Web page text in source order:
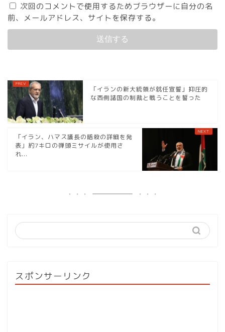
次回のコメントで使用するためブラウザーに自分の名
前、メールアドレス、サイトを保存する。
「イランの新大統領が就任宣誓」抑圧的
な西側諸国の制裁と戦うことを誓った
「イラン、ハマス議長の暗殺の詳細を発
表」約7キロの弾頭ミサイルが使用さ
れ...
スポンサーリンク